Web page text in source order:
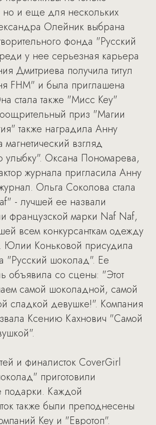
и еще для нескольких
Олейник выбрана
фонда "Русский
у нее серьезная карьера
Дмитриева получила титул
FHM" и была приглашена
стала также "Мисс Key"
приз "Магии
также наградила Анну
взгляд
улыбку". Оксана Пономарева,
журнала пригласила Анну
Ольга Соколова стала
- лучшей ее назвали
французской марки Naf Naf,
всем конкурсанткам одежду
Юлии Коньковой присудила
"Русский шоколад". Ее
объявила со сцены: "Этот
самой шоколадной, самой
сладкой девушке!". Компания
Ксению Кахнович "Самой
и финалисток CoverGirl
приготовили
подарки. Каждой
также были преподнесены
Key и "Евротоп".